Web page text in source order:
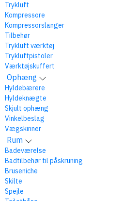
Trykluft
Kompressore
Kompressorslanger
Tilbehør
Trykluft værktøj
Trykluftpistoler
Værktøjskuffert
Ophæng
Hyldebærere
Hyldeknægte
Skjult ophæng
Vinkelbeslag
Vægskinner
Rum
Badeværelse
Badtilbehør til påskruning
Bruseniche
Skilte
Spejle